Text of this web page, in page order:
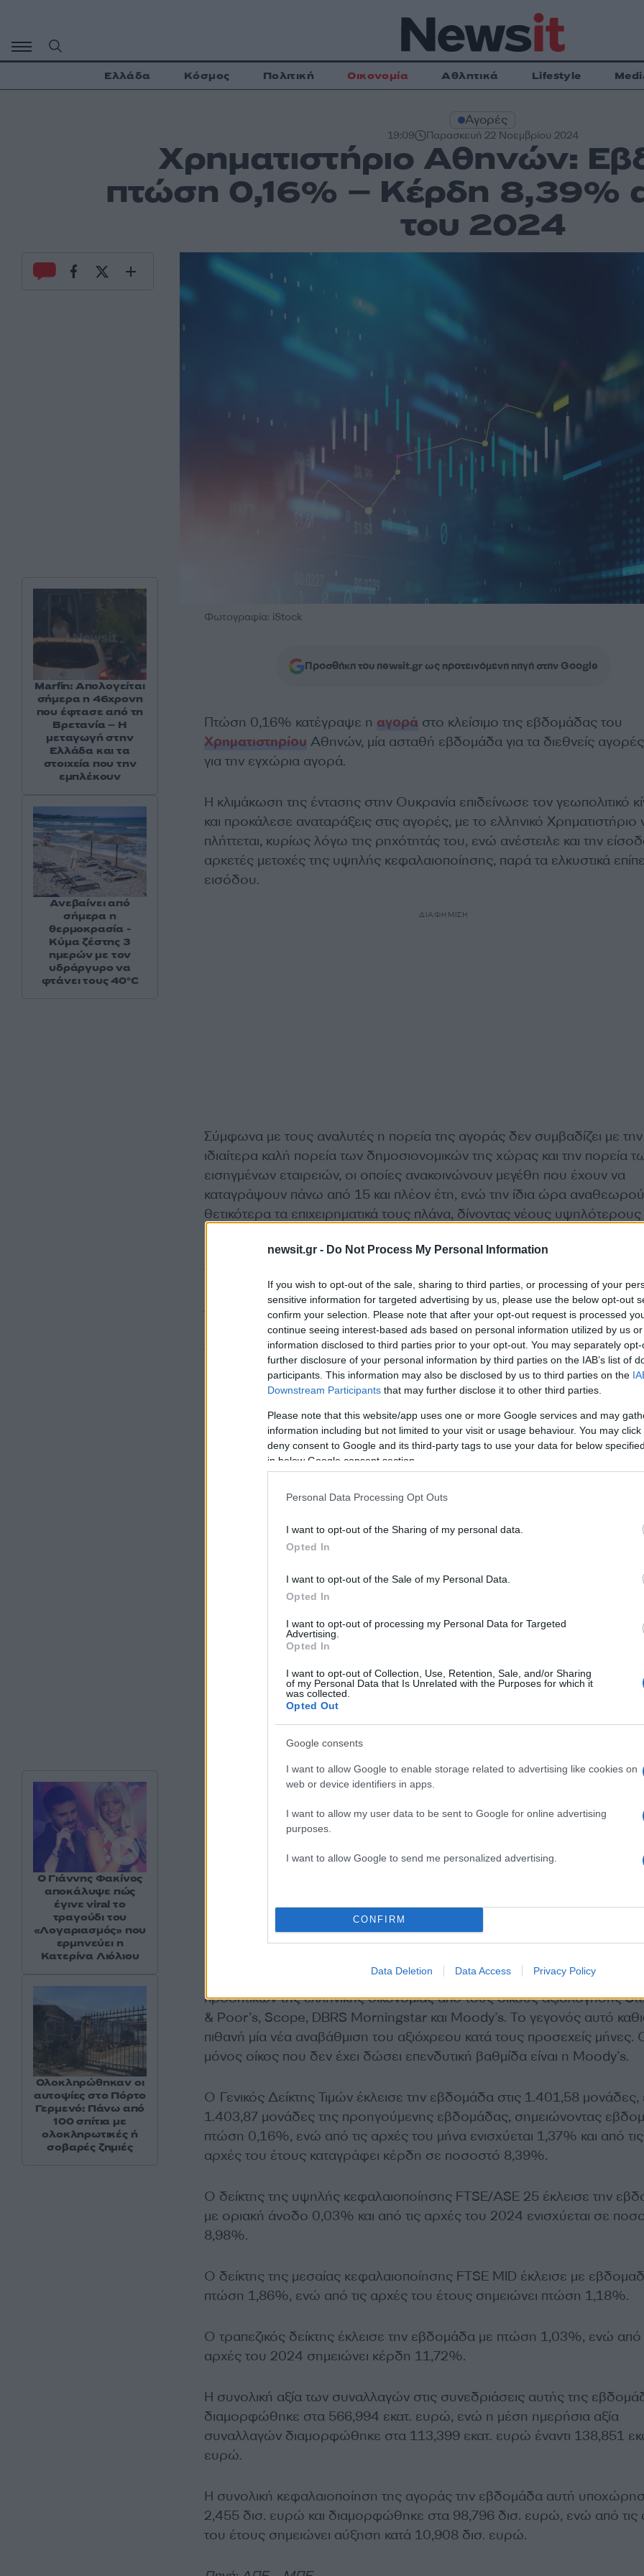
newsit.gr - Do Not Process My Personal Information
If you wish to opt-out of the sale, sharing to third parties, or processing of your
sensitive information for targeted advertising by us, please use the below opt-out
confirm your selection. Please note that after your opt-out request is processed
continue seeing interest-based ads based on personal information utilized by us
information disclosed to third parties prior to your opt-out. You may separately
further disclosure of your personal information by third parties on the IAB’s list of
participants. This information may also be disclosed by us to third parties on the
Downstream Participants that may further disclose it to other third parties.
Please note that this website/app uses one or more Google services and may
information including but not limited to your visit or usage behaviour. You may
deny consent to Google and its third-party tags to use your data for below
in below Google consent section.
Personal Data Processing Opt Outs
I want to opt-out of the Sharing of my personal data.
Opted In
I want to opt-out of the Sale of my Personal Data.
Opted In
I want to opt-out of processing my Personal Data for Targeted
Advertising.
Opted In
I want to opt-out of Collection, Use, Retention, Sale, and/or Sharing
of my Personal Data that Is Unrelated with the Purposes for which it
was collected.
Opted Out
Google consents
I want to allow Google to enable storage related to advertising like cookies on
web or device identifiers in apps.
I want to allow my user data to be sent to Google for online advertising
purposes.
I want to allow Google to send me personalized advertising.
CONFIRM
Data Deletion Data Access Privacy Policy
περιεχόμενο
Ελλάδα Κόσμος Πολιτική Οικονομία Αθλητικά Lifestyle
Αγορές
19:09 Παρασκευή 22 Νοεμβρίου 2024
Χρηματιστήριο Αθηνών:
πτώση 0,16% – Κέρδη 8,39%
του 2024
Φωτογραφία: iStock
Προσθήκη του newsit.gr ως προτεινόμενη πηγή στην Google
Πτώση 0,16% κατέγραψε η αγοράστο κλείσιμο της εβδομάδας του
Χρηματιστηρίου Αθηνών, μία ασταθή εβδομάδα για τα διεθνείς αγορές
για την εγχώρια αγορά.
Η κλιμάκωση της έντασης στην Ουκρανία επιδείνωσε τον γεωπολιτικό
και προκάλεσε αναταράξεις στις αγορές, με το ελληνικό Χρηματιστήριο
πλήττεται, κυρίως λόγω της ρηχότητάς του, ενώ ανέστειλε και την
αρκετές μετοχές της υψηλής κεφαλαιοποίησης, παρά τα ελκυστικά
εισόδου.
ΔΙΑΦΗΜΙΣΗ
Σύμφωνα με τους αναλυτές η πορεία της αγοράς δεν συμβαδίζει με την
ιδιαίτερα καλή πορεία των δημοσιονομικών της χώρας και την πορεία
εισηγμένων εταιρειών, οι οποίες ανακοινώνουν μεγέθη που έχουν να
καταγράψουν πάνω από 15 και πλέον έτη, ενώ την ίδια ώρα
θετικότερα τα επιχειρηματικά τους πλάνα, δίνοντας νέους υψηλότερους
Τα θετικά αποτελέσματα που ανακοινώνουν οι εισηγμένες εταιρείες για το
εννεάμηνο Ιανουαρίου- Σεπτεμβρίου 2024 δεν έχουν αποτυπωθεί στις
των μετοχών.
Το ενδιαφέρον σήμερα στρέφεται στην οίκο αξιολόγησης Fitch, που θα
ανακοινώσει την αξιολόγησή του για το ελληνικό αξιόχρεο (“ΒΒΒ-”
προοπτική).
ΔΙΑΦΗΜΙΣΗ
(ΒΒΒ-) κατά τη διάρκεια του δεύτερου εξαμήνου του 2023 από τους
αξιολόγησης DBRS Morningstar, Standard & Poor’s, Fitch Ratings, R&I
ακολούθησε κατά τη διάρκεια του τρέχοντος έτους η αναβάθμιση των
προοπτικών της ελληνικής οικονομίας από τους οίκους αξιολόγησης
& Poor’s, Scope, DBRS Morningstar και Moody’s. Το γεγονός αυτό
πιθανή μία νέα αναβάθμιση του αξιόχρεου κατά τους προσεχείς μήνες.
μόνος οίκος που δεν έχει δώσει επενδυτική βαθμίδα είναι η Moody’s.
O Γενικός Δείκτης Τιμών έκλεισε την εβδομάδα στις 1.401,58 μονάδες,
1.403,87 μονάδες της προηγούμενης εβδομάδας, σημειώνοντας
πτώση 0,16%, ενώ από τις αρχές του μήνα ενισχύεται 1,37% και από τις
αρχές του έτους καταγράφει κέρδη σε ποσοστό 8,39%.
Ο δείκτης της υψηλής κεφαλαιοποίησης FTSE/ASE 25 έκλεισε την
με οριακή άνοδο 0,03% και από τις αρχές του 2024 ενισχύεται σε
8,98%.
Ο δείκτης της μεσαίας κεφαλαιοποίησης FTSE MID έκλεισε με
πτώση 1,86%, ενώ από τις αρχές του έτους σημειώνει πτώση 1,18%.
Ο τραπεζικός δείκτης έκλεισε την εβδομάδα με πτώση 1,03%, ενώ από
αρχές του 2024 σημειώνει κέρδη 11,72%.
Η συνολική αξία των συναλλαγών στις συνεδριάσεις αυτής της
διαμορφώθηκε στα 566,994 εκατ. ευρώ, ενώ η μέση ημερήσια αξία
συναλλαγών διαμορφώθηκε στα 113,399 εκατ. ευρώ έναντι 138,851
ευρώ.
Η συνολική κεφαλαιοποίηση της αγοράς την εβδομάδα αυτή
2,455 δισ. ευρώ και διαμορφώθηκε στα 98,796 δισ. ευρώ, ενώ από τις
του έτους σημειώνει αύξηση κατά 10,908 δισ. ευρώ.
Marfin: Απολογείται
σήμερα η 46χρονη
που έφτασε από τη
Βρετανία – Η
μεταγωγή στην
Ελλάδα και τα
στοιχεία που την
εμπλέκουν
Ανεβαίνει από
σήμερα η
θερμοκρασία -
Κύμα ζέστης 3
ημερών με τον
υδράργυρο να
φτάνει τους 40°C
Ο Γιάννης Φακίνος
αποκάλυψε πώς
έγινε viral το
τραγούδι του
«Λογαριασμός» που
ερμηνεύει η
Κατερίνα Λιόλιου
Ολοκληρώθηκαν οι
αυτοψίες στο Πόρτο
Γερμενό: Πάνω από
100 σπίτια με
ολοκληρωτικές ή
σοβαρές ζημιές